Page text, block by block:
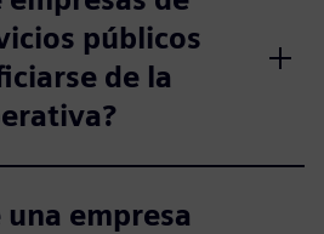
públicos
de la
una empresa